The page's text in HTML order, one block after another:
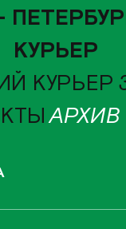
КУРЬЕР
КУРЬЕР